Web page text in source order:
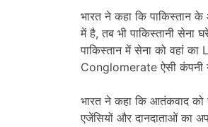
भारत ने कहा कि पाकिस्तान के
में है, तब भी पाकिस्तानी सेना
पाकिस्तान में सेना को वहां
Conglomerate ऐसी कंपनी
भारत ने कहा कि आतंकवाद को
एजेंसियों और दानदाताओं का